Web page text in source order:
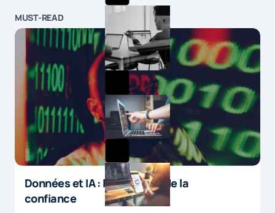
MUST-READ
Données et IA : le paradoxe de la
confiance